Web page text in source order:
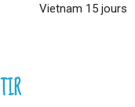
Vietnam 15 jours